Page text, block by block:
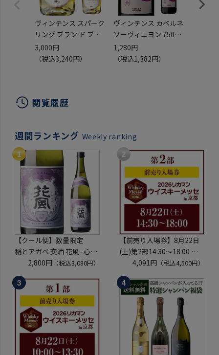
ヴィンテンス スパーク
リング ブラン ド ブラ
ン 750ml
アルコール0.0％ ノン
コールワイン 長S
3,000円
（税込3,240円）
ヴィンテンス カベルネ
ソーヴィニヨン 750ml
アルコールフリー 赤
ノンアルコールワイン
1,280円
（税込1,382円）
閲覧履歴
週間ランキング Weekly ranking
【クール便】数量限定
稲とアガベ 交酒 花風 -心
拍- KYOTO EDITION 720ml
こうしゅ はなかぜ craft
sake クラフトサケ 秋田県
男鹿市
2,800円 （税込3,080円）
【前売り入場券】8月22日
(土)第2部14:30～18:00 リ
カマンウイスキーメッセ in
京都 2026 1枚
入場券となるeチケットは
【8月中旬】にメールにて
配信予定
※代引き決済不可
4,091円 （税込4,500円）